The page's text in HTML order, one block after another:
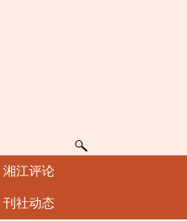
湘江评论
刊社动态